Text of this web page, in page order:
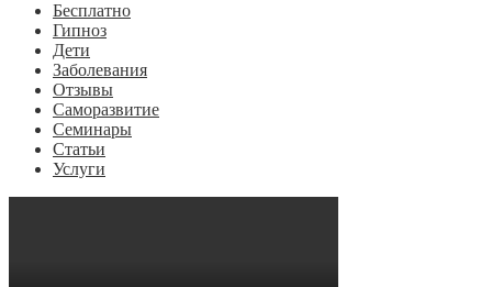
Бесплатно
Гипноз
Дети
Заболевания
Отзывы
Саморазвитие
Семинары
Статьи
Услуги